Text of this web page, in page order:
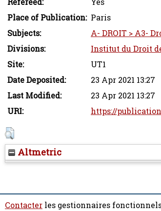
Place of Publication: Paris
Subjects:
A- DROIT > A3-
Divisions:
Institut du Droit
Site:
UT1
Date Deposited:
23 Apr 2021 13:27
Last Modified:
23 Apr 2021 13:27
URI:
https://
Altmetric
Contacter les gestionnaires